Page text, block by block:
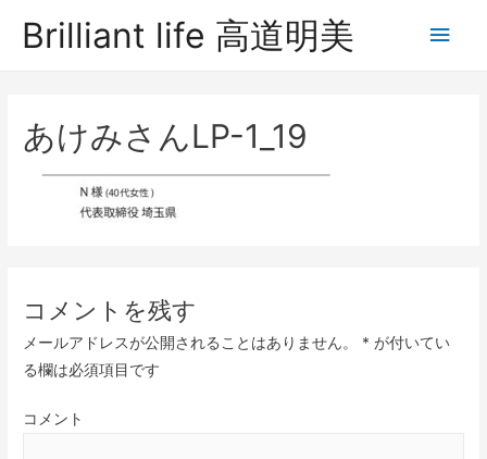
Brilliant life 高道明美
あけみさんLP-1_19
コメントを残す
メールアドレスが公開されることはありません。 * が付いてい
る欄は必須項目です
コメント